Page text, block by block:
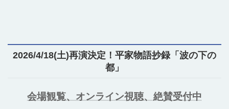
2026/4/18(土)再演決定！平家物語抄録「波の下の
都」
会場観覧、オンライン視聴、絶賛受付中